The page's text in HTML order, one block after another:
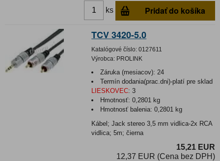
ks Pridať do košíka
TCV 3420-5.0
Katalógové číslo: 0127611
Výrobca: PROLINK
Záruka (mesiacov): 24
Termín dodania(prac.dni)-platí pre sklad
LIESKOVEC: 3
Hmotnosť:0,2801 kg
Hmotnosť balenia:0,2801 kg
Kábel; Jack stereo 3,5 mm vidlica-2x RCA
vidlica; 5m; čierna
15,21 EUR
12,37 EUR (Cena bez DPH)